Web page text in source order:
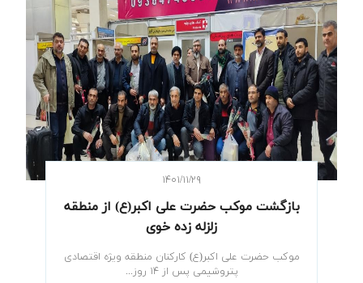
۱۴۰۱/۱۱/۲۹
بازگشت موکب حضرت علی اکبر(ع) از منطقه
زلزله زده خوی
موکب حضرت علی اکبر(ع) کارکنان منطقه ویژه اقتصادی
پتروشیمی پس از ۱۴ روز...